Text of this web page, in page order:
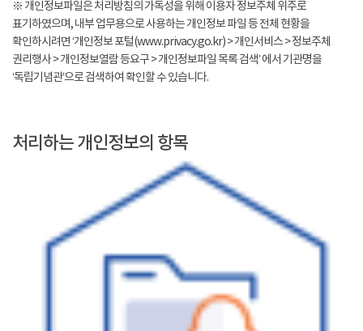
※ 개인정보파일은 처리방침의 가독성을 위해 이용자 정보주체 위주로
표기하였으며, 내부 업무용으로 사용하는 개인정보 파일 등 전체 현황을
확인하시려면 ‘개인정보 포털(www.privacy.go.kr) > 개인서비스 > 정보주체
권리행사 > 개인정보열람 등요구 > 개인정보파일 목록 검색’ 에서 기관명을
‘독립기념관’으로 검색하여 확인할 수 있습니다.
처리하는 개인정보의 항목